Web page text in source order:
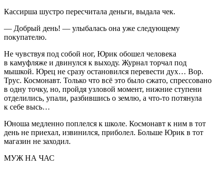
Кассирша шустро пересчитала деньги, выдала чек.
— Добрый день! — улыбалась она уже следующему
покупателю.
Не чувствуя под собой ног, Юрик обошел человека
в камуфляже и двинулся к выходу. Журнал торчал под
мышкой. Юрец не сразу остановился перевести дух… Вор.
Трус. Космонавт. Только что всё это было сжато, спрессовано
в одну точку, но, пройдя узловой момент, нижние ступени
отделились, упали, разбившись о землю, а что-то потянула
к себе высь…
Юноша медленно поплелся к школе. Космонавт к ним в тот
день не приехал, извинился, приболел. Больше Юрик в тот
магазин не заходил.
МУЖ НА ЧАС